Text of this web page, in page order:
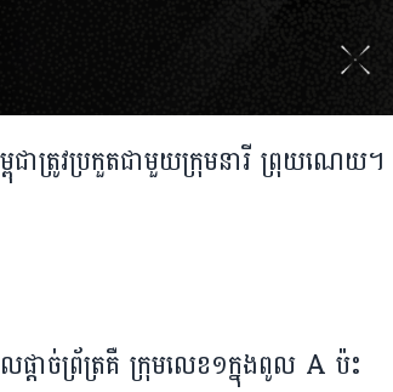
ជា​ត្រូវ​ប្រកួត​ជា​មួយ​ក្រុម​នារី ព្រុយណេយ។
ផ្តាច់​ព្រ័ត្រ​​គឺ​ ក្រុម​លេខ១​ក្នុង​ពូល A ប៉ះ